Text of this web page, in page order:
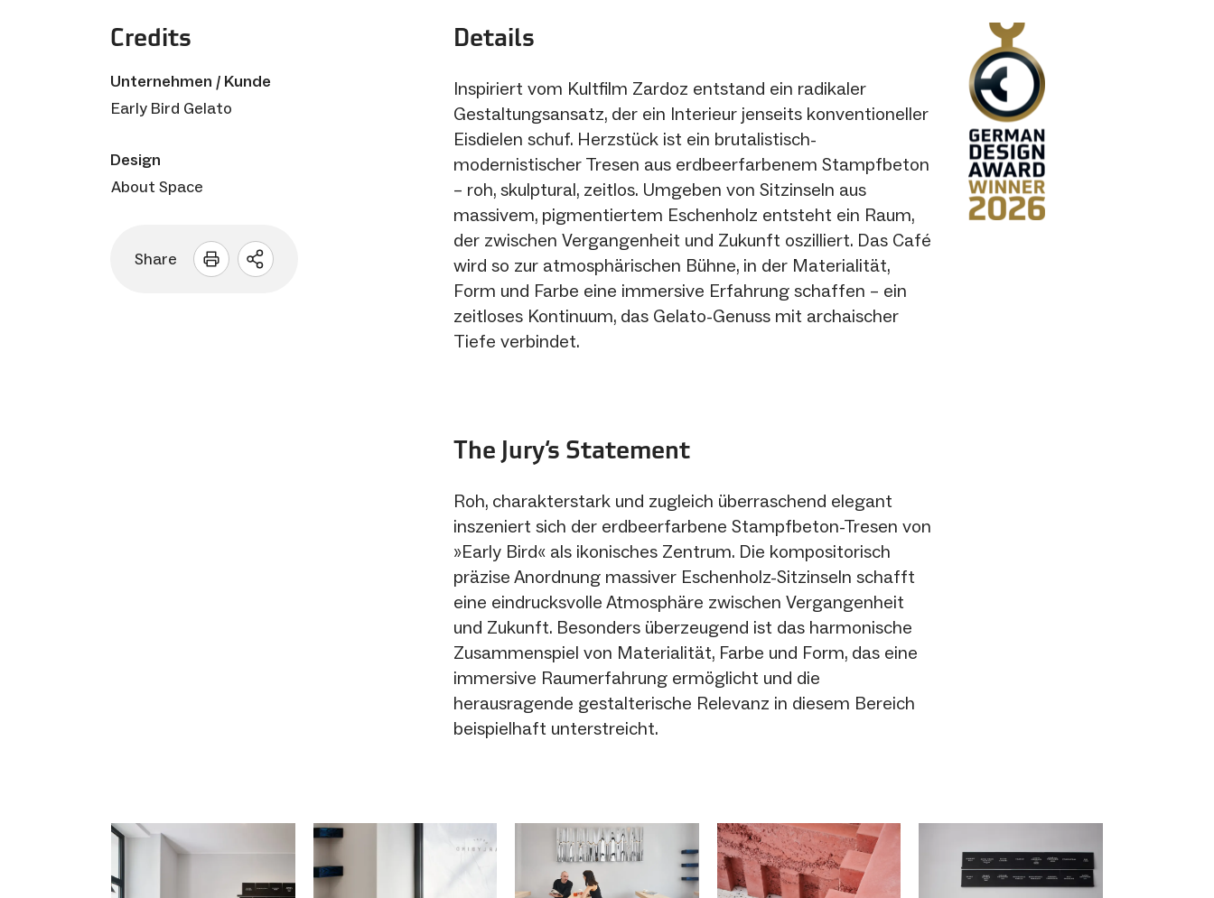
Credits
Unternehmen / Kunde
Early Bird Gelato
Design
About Space
Share
Sharing
Details
Inspiriert vom Kultfilm Zardoz entstand ein radikaler
Gestaltungsansatz, der ein Interieur jenseits konventioneller
Eisdielen schuf. Herzstück ist ein brutalistisch-
modernistischer Tresen aus erdbeerfarbenem Stampfbeton
– roh, skulptural, zeitlos. Umgeben von Sitzinseln aus
massivem, pigmentiertem Eschenholz entsteht ein Raum,
der zwischen Vergangenheit und Zukunft oszilliert. Das Café
wird so zur atmosphärischen Bühne, in der Materialität,
Form und Farbe eine immersive Erfahrung schaffen – ein
zeitloses Kontinuum, das Gelato-Genuss mit archaischer
Tiefe verbindet.
The Jury‘s Statement
Roh, charakterstark und zugleich überraschend elegant
inszeniert sich der erdbeerfarbene Stampfbeton-Tresen von
»Early Bird« als ikonisches Zentrum. Die kompositorisch
präzise Anordnung massiver Eschenholz-Sitzinseln schafft
eine eindrucksvolle Atmosphäre zwischen Vergangenheit
und Zukunft. Besonders überzeugend ist das harmonische
Zusammenspiel von Materialität, Farbe und Form, das eine
immersive Raumerfahrung ermöglicht und die
herausragende gestalterische Relevanz in diesem Bereich
beispielhaft unterstreicht.